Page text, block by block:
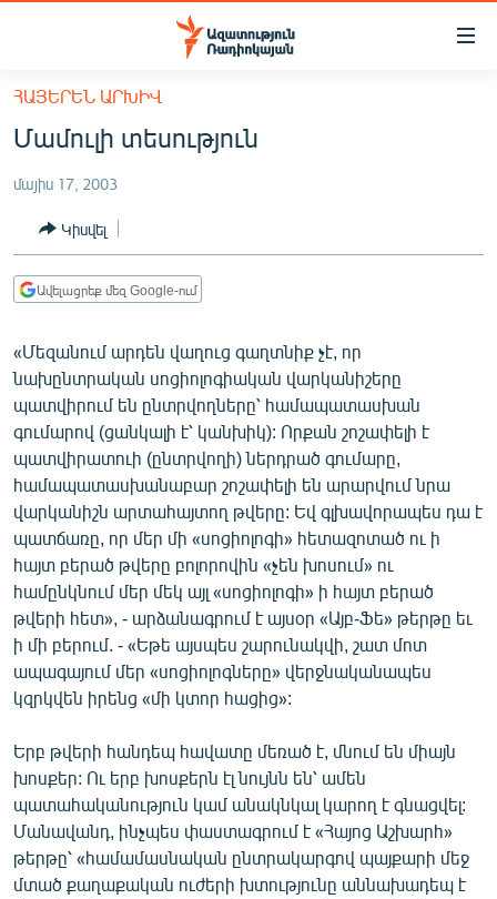
Մատչելիության
հիմնական
բովանդակությանը
հիմնական
մենյուին
Որոնում
ՀԱՅԱՍՏԱՆ
ՔԱՂԱՔԱԿԱՆ
ԸՆՏՐՈՒԹՅՈՒՆՆԵՐ 2026
ԻՐԱՎՈՒՆՔ
ՏՆՏԵՍՈՒԹՅՈՒՆ
ՂԱՐԱԲԱՂ
ՊԱՏԵՐԱԶՄԻ 6 ՇԱԲԱԹՆԵՐԸ
ՏԱՐԱԾԱՇՐՋԱՆ
ՄԻՋԱԶԳԱՅԻՆ
ՄՇԱԿՈՒՅԹ
ՍՊՈՐՏ
ՄԵԿՆԱԲԱՆՈՒԹՅՈՒՆ
ՏՏ ԵՒ ԻՆՏԵՐՆԵՏ
ԿՈՐՈՆԱՎԻՐՈՒՍ
ԱՐԽԻՎ
ՏԵՍԱՆՅՈՒԹԵՐ
ԲԱՆԱՎԵՃ
ՁԳՏԵԼՈՎ ԼԱՎԱԳՈՒՅՆԻՆ
ՀԱՅԵՐԵՆ ԱՐԽԻՎ
Մամուլի տեսություն
մայիս 17, 2003
Կիսվել
Ավելացրեք մեզ Google-ում
«Մեզանում արդեն վաղուց գաղտնիք չէ, որ
նախընտրական սոցիոլոգիական վարկանիշերը
պատվիրում են ընտրվողները՝ համապատասխան
գումարով (ցանկալի է՝ կանխիկ): Որքան շոշափելի է
պատվիրատուի (ընտրվողի) ներդրած գումարը,
համապատասխանաբար շոշափելի են արարվում նրա
վարկանիշն արտահայտող թվերը: Եվ գլխավորապես դա է
պատճառը, որ մեր մի «սոցիոլոգի» հետազոտած ու ի
հայտ բերած թվերը բոլորովին «չեն խոսում» ու
համընկնում մեր մեկ այլ «սոցիոլոգի» ի հայտ բերած
թվերի հետ», - արձանագրում է այսօր «Այբ-Ֆե» թերթը եւ
ի մի բերում. - «Եթե այսպես շարունակվի, շատ մոտ
ապագայում մեր «սոցիոլոգները» վերջնականապես
կզրկվեն իրենց «մի կտոր հացից»:
Երբ թվերի հանդեպ հավատը մեռած է, մնում են միայն
խոսքեր: Ու երբ խոսքերն էլ նույնն են՝ ամեն
պատահականություն կամ անակնկալ կարող է գնացվել:
Մանավանդ, ինչպես փաստագրում է «Հայոց Աշխարհ»
թերթը՝ «համամասնական ընտրակարգով պայքարի մեջ
մտած քաղաքական ուժերի խտությունը աննախադեպ է